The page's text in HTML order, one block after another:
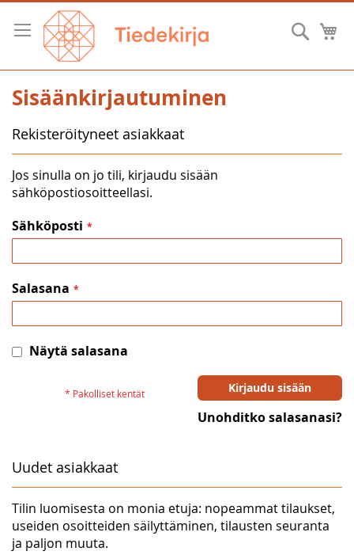
Skip
Content
Hae
Sisäänkirjautuminen
Rekisteröityneet asiakkaat
Jos sinulla on jo tili, kirjaudu sisään
sähköpostiosoitteellasi.
Sähköposti
Salasana
Näytä salasana
Kirjaudu sisään
Unohditko salasanasi?
Uudet asiakkaat
Tilin luomisesta on monia etuja: nopeammat tilaukset,
useiden osoitteiden säilyttäminen, tilausten seuranta
ja paljon muuta.